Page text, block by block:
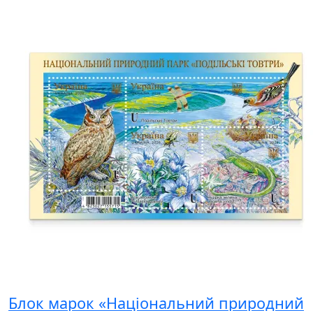
Блок марок «Національний природний